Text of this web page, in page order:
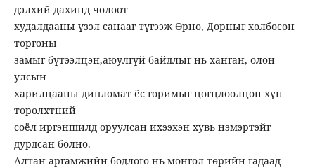
дэлхий дахинд чөлөөт
худалдааны үзэл санааг түгээж Өрнө, Дорныг холбосон
торгоны
замыг бүтээлцэн,аюулгүй байдлыг нь ханган, олон
улсын
харилцааны дипломат ёс горимыг цогцлоолцон хүн
төрөлхтний
соёл иргэншилд оруулсан ихээхэн хувь нэмэртэйг
дурдсан болно.
Алтан аргамжийн бодлого нь монгол төрийн гадаад